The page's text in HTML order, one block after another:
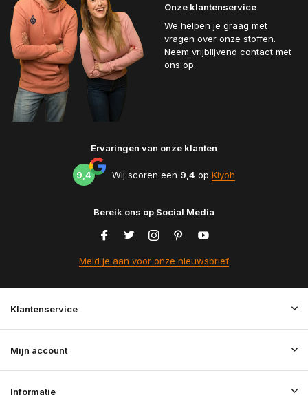
Onze klantenservice
We helpen je graag met
vragen over onze stoffen.
Neem vrijblijvend contact met
ons op.
Ervaringen van onze klanten
9,4 Wij scoren een 9,4 op Kiyoh
Bereik ons op Social Media
Meld je aan voor onze nieuwsbrief
Klantenservice
Mijn account
Informatie